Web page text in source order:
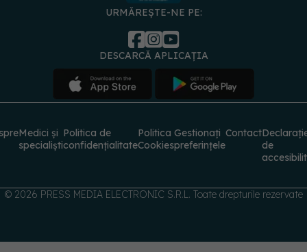
URMĂREȘTE-NE PE:
DESCARCĂ APLICAȚIA
Medici și
specialiști
Politica de
confidențialitate
Politica
Cookies
Gestionați
preferințele
Contact
de
© 2026 PRESS MEDIA ELECTRONIC S.R.L. Toate drepturile rezervate